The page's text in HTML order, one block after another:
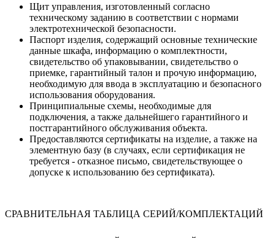
Щит управления, изготовленный согласно
техническому заданию в соответствии с нормами
электротехнической безопасности.
Паспорт изделия, содержащий основные технические
данные шкафа, информацию о комплектности,
свидетельство об упаковывании, свидетельство о
приемке, гарантийный талон и прочую информацию,
необходимую для ввода в эксплуатацию и безопасного
использования оборудования.
Принципиальные схемы, необходимые для
подключения, а также дальнейшего гарантийного и
постгарантийного обслуживания объекта.
Предоставляются сертификаты на изделие, а также на
элементную базу (в случаях, если сертификация не
требуется - отказное письмо, свидетельствующее о
допуске к использованию без сертификата).
СРАВНИТЕЛЬНАЯ ТАБЛИЦА СЕРИЙ/КОМПЛЕКТАЦИЙ